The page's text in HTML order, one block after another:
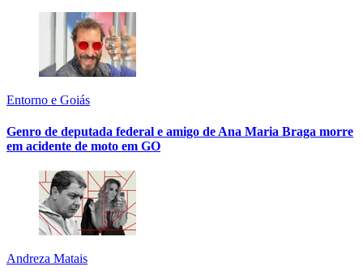
Entorno e Goiás
Genro de deputada federal e amigo de Ana Maria Braga morre
em acidente de moto em GO
Andreza Matais